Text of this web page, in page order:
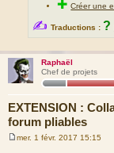
✚Créer une
✍ Traductions : ?
Raphaël
Chef de projets
EXTENSION :
forum pliables
mer. 1 févr. 2017 15:15